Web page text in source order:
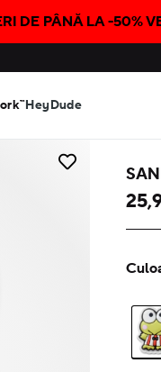
DE PÂNĂ LA -50%
HeyDude